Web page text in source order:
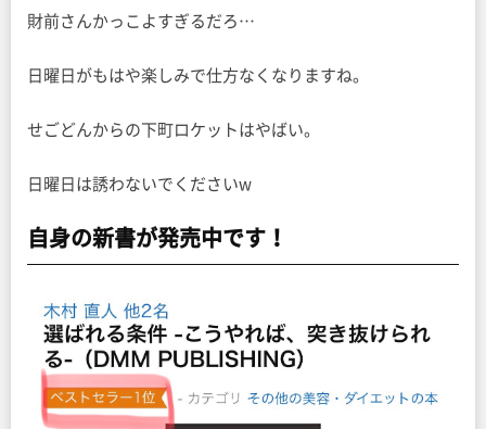
財前さんかっこよすぎるだろ…
日曜日がもはや楽しみで仕方なくなりますね。
せごどんからの下町ロケットはやばい。
日曜日は誘わないでくださいw
自身の新書が発売中です！